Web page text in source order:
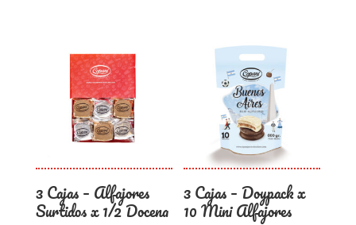
3 Cajas – Alfajores
Surtidos x 1/2 Docena
3 Cajas – Doypack x
10 Mini Alfajores